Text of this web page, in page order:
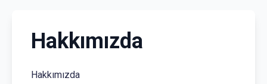
Hakkımızda
Hakkımızda